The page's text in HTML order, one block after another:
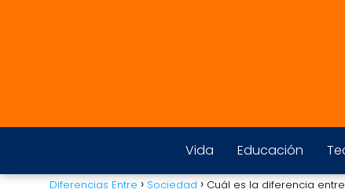
Vida Educación
Diferencias Entre Sociedad Cuál es la diferencia